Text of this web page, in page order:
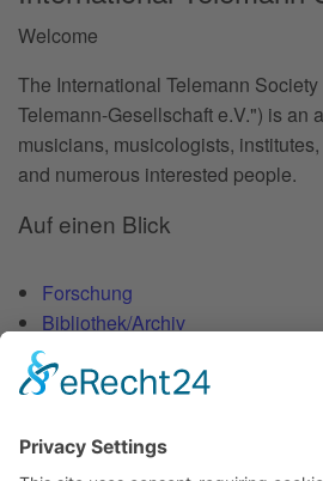
Welcome
The International Telemann Society
Telemann-Gesellschaft e.V.") is an
musicians, musicologists,
and numerous interested people.
Auf einen Blick
Forschung
Bibliothek/Archiv
Musikalien-Leihmaterial
Publikationen
Aktuelles